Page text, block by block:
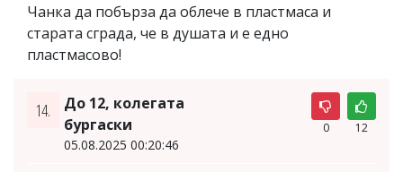
Чанка да побърза да облече в пластмаса и
старата сграда, че в душата и е едно
пластмасово!
14.
До 12, колегата
бургаски
05.08.2025 00:20:46
0 12